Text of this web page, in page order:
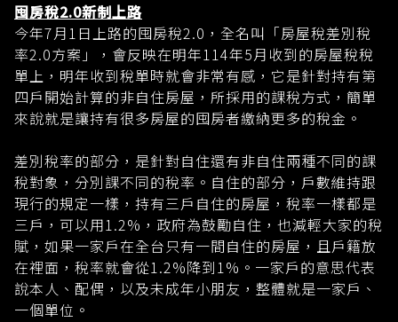
囤房稅2.0新制上路
今年7月1日上路的囤房稅2.0，全名叫「房屋稅差別稅
率2.0方案」，會反映在明年114年5月收到的房屋稅稅
單上，明年收到稅單時就會非常有感，它是針對持有第
四戶開始計算的非自住房屋，所採用的課稅方式，簡單
來說就是讓持有很多房屋的囤房者繳納更多的稅金。
差別稅率的部分，是針對自住還有非自住兩種不同的課
稅對象，分別課不同的稅率。自住的部分，戶數維持跟
現行的規定一樣，持有三戶自住的房屋，稅率一樣都是
三戶，可以用1.2%，政府為鼓勵自住，也減輕大家的稅
賦，如果一家戶在全台只有一間自住的房屋，且戶籍放
在裡面，稅率就會從1.2%降到1%。一家戶的意思代表
說本人、配偶，以及未成年小朋友，整體就是一家戶、
一個單位。